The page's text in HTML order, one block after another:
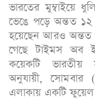
ভারতের মুম্বাইয়ে
ভেঙে পড়ে অন্তত ১২
হয়েছেন আরও অন্তত
গেছে টাইমস অব
কয়েকটি ভারতীয়
অনুযায়ী, সোমবার
এলাকায় একটি ফুয়েল